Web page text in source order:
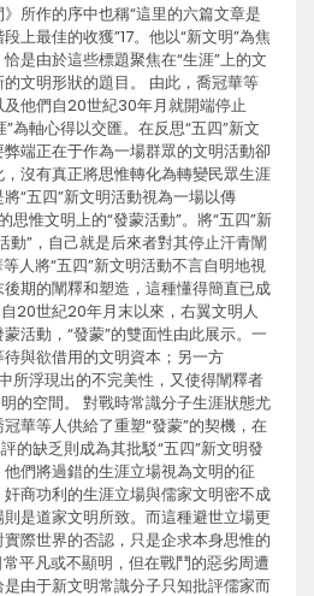
所作的序中也稱“這里的六篇文章是
上最佳的收獲”17。他以“新文明”為焦
是由於這些標題聚焦在“生涯”上的文
文明形狀的題目。 由此，喬冠華等
他們自20世紀30年月就開端停止
”為軸心得以交匯。在反思“五四”新文
端正在于作為一場群眾的文明活動卻
沒有真正將思惟轉化為轉變民眾生涯
“五四”新文明活動視為一場以傳
思惟文明上的“發蒙活動”。將“五四”新
動”，自己就是后來者對其停止汗青闡
人將“五四”新文明活動不言自明地視
期的闡釋和塑造，這種懂得簡直已成
20世紀20年月末以來，右翼文明人
活動，“發蒙”的雙面性由此展示。一
與欲借用的文明資本；另一方
所浮現出的不完美性，又使得闡釋者
的空間。 對戰時常識分子生涯狀態尤
華等人供給了重塑“發蒙”的契機，在
的缺乏則成為其批駁“五四”新文明發
們將過錯的生涯立場視為文明的征
商功利的生涯立場與儒家文明密不成
是道家文明所致。而這種避世立場更
際世界的否認，只是企求本身思惟的
平凡或不顯明，但在戰鬥的惡劣周遭
由于新文明常識分子只知批評儒家而